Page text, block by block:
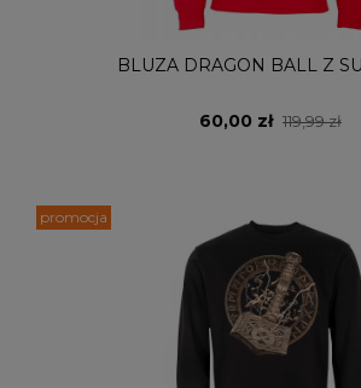
BLUZA DRAGON BALL Z
60,00 zł 119,99 zł
promocja